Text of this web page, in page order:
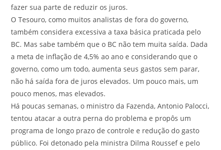
fazer sua parte de reduzir os juros.
O Tesouro, como muitos analistas de fora do governo,
também considera excessiva a taxa básica praticada pelo
BC. Mas sabe também que o BC não tem muita saída. Dada
a meta de inflação de 4,5% ao ano e considerando que o
governo, como um todo, aumenta seus gastos sem parar,
não há saída fora de juros elevados. Um pouco mais, um
pouco menos, mas elevados.
Há poucas semanas, o ministro da Fazenda, Antonio Palocci,
tentou atacar a outra perna do problema e propôs um
programa de longo prazo de controle e redução do gasto
público. Foi detonado pela ministra Dilma Roussef e pelo